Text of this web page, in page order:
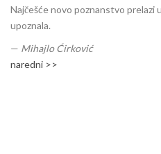
Najčešće novo poznanstvo prelazi
upoznala.
— Mihajlo Ćirković
naredni >>